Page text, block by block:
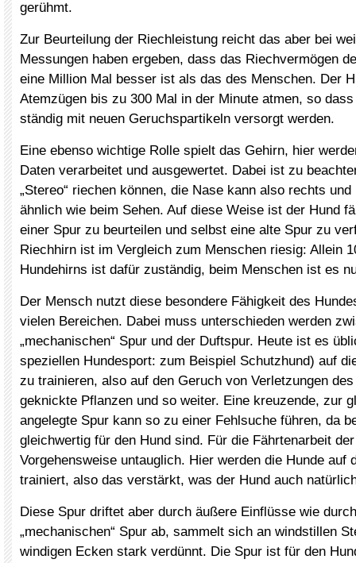
gerühmt.
Zur Beurteilung der Riechleistung reicht das aber bei
Messungen haben ergeben, dass das Riechvermögen
eine Million Mal besser ist als das des Menschen. Der
Atemzügen bis zu 300 Mal in der Minute atmen, so
ständig mit neuen Geruchspartikeln versorgt werden.
Eine ebenso wichtige Rolle spielt das Gehirn, hier
Daten verarbeitet und ausgewertet. Dabei ist zu
„Stereo“ riechen können, die Nase kann also rechts
ähnlich wie beim Sehen. Auf diese Weise ist der Hund
einer Spur zu beurteilen und selbst eine alte Spur zu
Riechhirn ist im Vergleich zum Menschen riesig: Allein
Hundehirns ist dafür zuständig, beim Menschen ist es
Der Mensch nutzt diese besondere Fähigkeit des
vielen Bereichen. Dabei muss unterschieden werden
„mechanischen“ Spur und der Duftspur. Heute ist es
speziellen Hundesport: zum Beispiel Schutzhund) auf
zu trainieren, also auf den Geruch von Verletzungen
geknickte Pflanzen und so weiter. Eine kreuzende, zur
angelegte Spur kann so zu einer Fehlsuche führen, da
gleichwertig für den Hund sind. Für die Fährtenarbeit
Vorgehensweise untauglich. Hier werden die Hunde auf
trainiert, also das verstärkt, was der Hund auch
Diese Spur driftet aber durch äußere Einflüsse wie
„mechanischen“ Spur ab, sammelt sich an windstillen
windigen Ecken stark verdünnt. Die Spur ist für den